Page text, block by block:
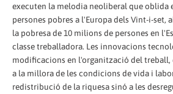
executen la melodia neoliberal que oblida
persones pobres a l'Europa dels Vint-i-set,
la pobresa de 10 milions de persones en
classe treballadora. Les innovacions
modificacions en l'organització del treball,
a la millora de les condicions de vida i
redistribució de la riquesa sinó a les